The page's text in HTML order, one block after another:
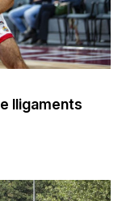
lligaments